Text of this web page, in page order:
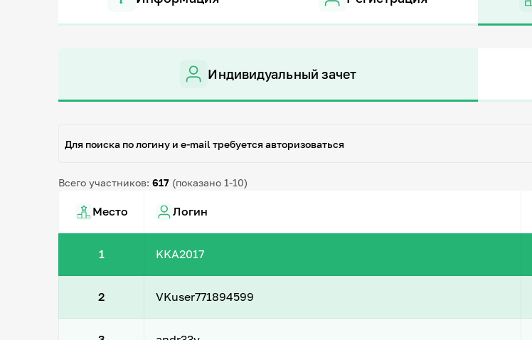
Индивидуальный зачет
Для поиска по логину и e-mail требуется авторизоваться
Всего участников: 617 (показано 1-10)
Место Логин
1 KKA2017
2 VKuser771894599